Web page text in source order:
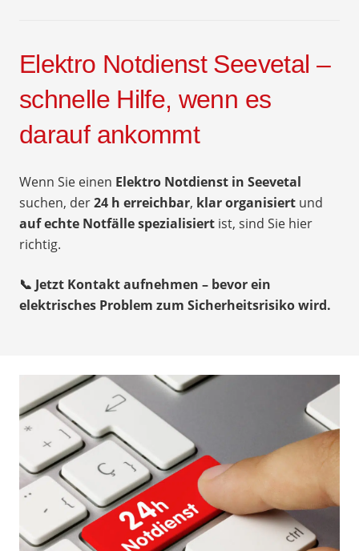
Elektro Notdienst Seevetal –
schnelle Hilfe, wenn es
darauf ankommt
Wenn Sie einen Elektro Notdienst in Seevetal
suchen, der24 h erreichbar, klar organisiert und
auf echte Notfälle spezialisiert ist, sind Sie hier
richtig.
📞 Jetzt Kontakt aufnehmen – bevor ein
elektrisches Problem zum Sicherheitsrisiko wird.